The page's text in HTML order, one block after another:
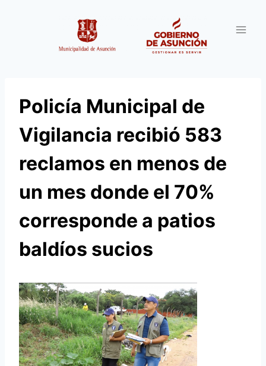
Policía Municipal de
Vigilancia recibió 583
reclamos en menos de
un mes donde el 70%
corresponde a patios
baldíos sucios